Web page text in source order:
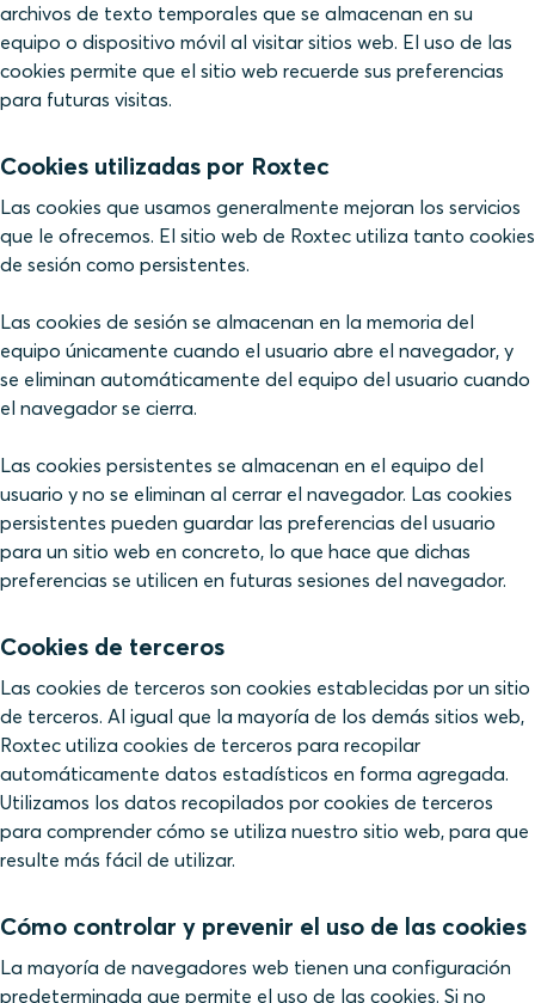
archivos de texto temporales que se almacenan en su
equipo o dispositivo móvil al visitar sitios web. El uso de las
cookies permite que el sitio web recuerde sus preferencias
para futuras visitas.
Cookies utilizadas por Roxtec
Las cookies que usamos generalmente mejoran los servicios
que le ofrecemos. El sitio web de Roxtec utiliza tanto cookies
de sesión como persistentes.
Las cookies de sesión se almacenan en la memoria del
equipo únicamente cuando el usuario abre el navegador, y
se eliminan automáticamente del equipo del usuario cuando
el navegador se cierra.
Las cookies persistentes se almacenan en el equipo del
usuario y no se eliminan al cerrar el navegador. Las cookies
persistentes pueden guardar las preferencias del usuario
para un sitio web en concreto, lo que hace que dichas
preferencias se utilicen en futuras sesiones del navegador.
Cookies de terceros
Las cookies de terceros son cookies establecidas por un sitio
de terceros. Al igual que la mayoría de los demás sitios web,
Roxtec utiliza cookies de terceros para recopilar
automáticamente datos estadísticos en forma agregada.
Utilizamos los datos recopilados por cookies de terceros
para comprender cómo se utiliza nuestro sitio web, para que
resulte más fácil de utilizar.
Cómo controlar y prevenir el uso de las cookies
La mayoría de navegadores web tienen una configuración
predeterminada que permite el uso de las cookies. Si no